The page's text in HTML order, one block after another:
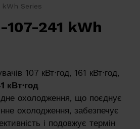
kWh Series
107-241 kWh
107 кВт⋅год, 161 кВт⋅год,
кВт⋅год
охолодження, що поєднує
охолодження, забезпечує
і подовжує термін
Промислові інвертори
Енергії